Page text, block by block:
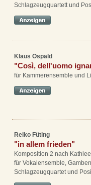
Schlagzeugquartett und
Klaus Ospald
"Così, dell'uomo
für Kammerensemble und
Reiko Füting
"in allem frieden"
Komposition 2 nach
für Vokalensemble,
Schlagzeugquartet und